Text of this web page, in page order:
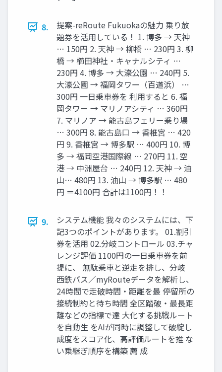
8.
提案-reRoute Fukuokaの魅力 乗り放
題券を活用している！ 1. 博多 → 天神
… 150円 2. 天神 → 柳橋 … 230円 3. 柳
橋 → 櫛田神社・キャナルシティ …
230円 4. 博多 → 大濠公園 … 240円 5.
大濠公園 → 福岡タワー（百道浜） …
300円 一日乗車券を 利用すると 6. 福
岡タワー → マリノアシティ … 360円
7. マリノア → 能古島フェリー乗り場
… 300円 8. 能古島口 → 香椎宮 … 420
円 9. 香椎宮 → 博多駅 … 400円 10. 博
多 → 福岡空港国際線 … 270円 11. 空
港 → 中洲屋台 … 240円 12. 天神 → 油
山… 480円 13. 油山 → 博多駅 … 480
円 ＝4100円 合計は1100円！！
9.
システム機能 我々のシステムには、下
記3つのポイントがあります。 01.割引
券を活用 02.分岐コントロール 03.チャ
レンジ評価 1100円の一日乗車券を前
提に、 無駄乗車と逆走を排し、分岐
西鉄バス／myRouteデータを解析し、
24時間で走破時間・距離を最 停留所の
接続制約と待ち時間 全区踏破・最長距
離などの指標で達 大化する挑戦ルート
を自動生 をAIが同時に調整して破綻し
成度をスコア化、高評価ルートを推 な
い乗継ぎ順序を構築 薦 成